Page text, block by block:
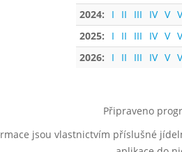
2024:
I II III IV V
2025:
I II III IV V
2026:
I II III IV V
Připraveno
jsou vlastnictvím příslušné